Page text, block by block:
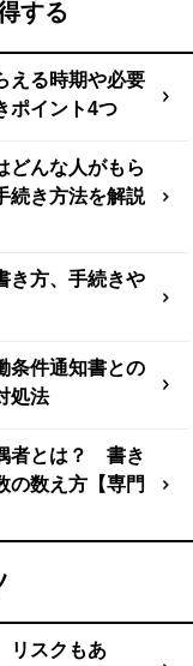
する
る時期や必要
ポイント4つ
どんな人がもら
き方法を解説
方、手続きや
件通知書との
処法
者とは？ 書き
の数え方【専門
リスクもあ